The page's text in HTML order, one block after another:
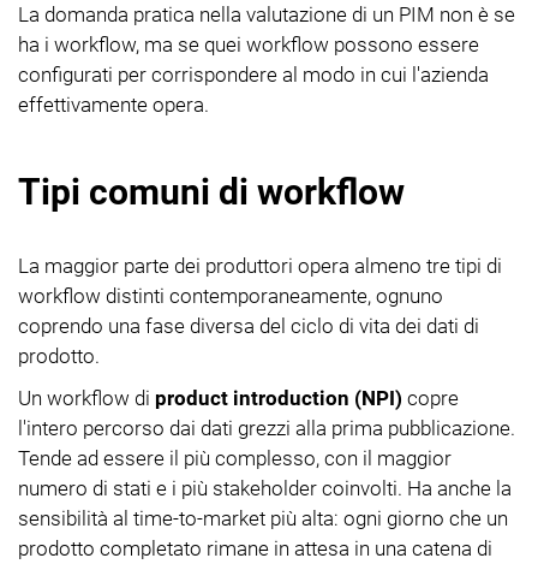
La domanda pratica nella valutazione di un PIM non è se
ha i workflow, ma se quei workflow possono essere
configurati per corrispondere al modo in cui l'azienda
effettivamente opera.
Tipi comuni di workflow
La maggior parte dei produttori opera almeno tre tipi di
workflow distinti contemporaneamente, ognuno
coprendo una fase diversa del ciclo di vita dei dati di
prodotto.
Un workflow di product introduction (NPI) copre
l'intero percorso dai dati grezzi alla prima pubblicazione.
Tende ad essere il più complesso, con il maggior
numero di stati e i più stakeholder coinvolti. Ha anche la
sensibilità al time-to-market più alta: ogni giorno che un
prodotto completato rimane in attesa in una catena di